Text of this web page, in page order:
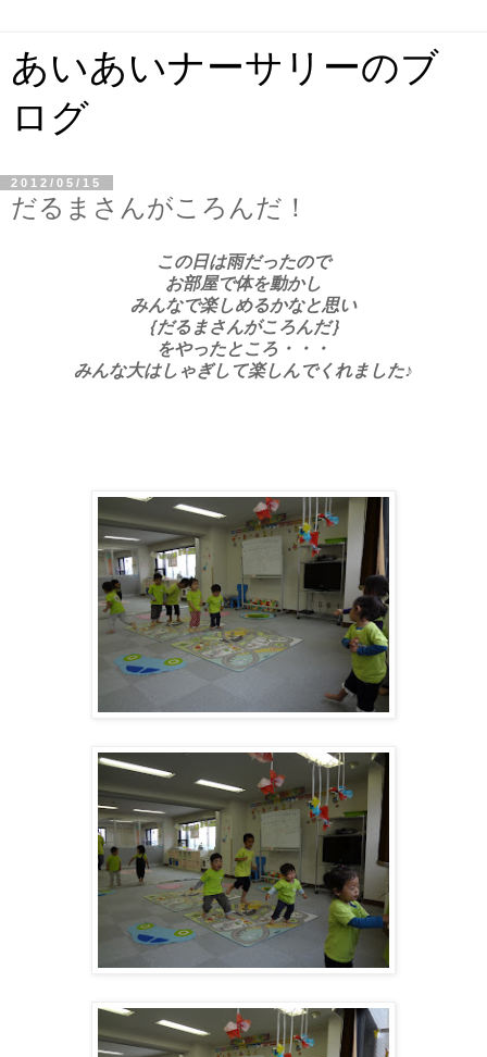
あいあいナーサリーのブ
ログ
2012/05/15
だるまさんがころんだ！
この日は雨だったので
お部屋で体を動かし
みんなで楽しめるかなと思い
｛だるまさんがころんだ｝
をやったところ・・・
みんな大はしゃぎして楽しんでくれました♪